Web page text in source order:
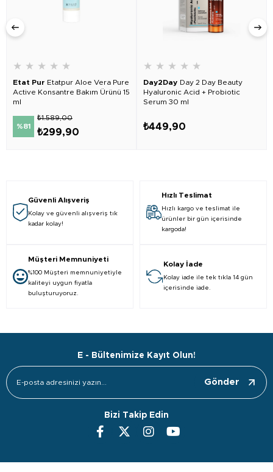
★ ★ ★ ★ ★
Etat Pur Etatpur Aloe Vera Pure
Active Konsantre Bakım Ürünü 15
ml
%81
₺299,90
₺1.589,00
★ ★ ★ ★ ★
Day2Day Day 2 Day Beauty
Hyaluronic Acid + Probiotic
Serum 30 ml
₺449,90
Güvenli Alışveriş
Kolay ve güvenli alışveriş tık
kadar kolay!
Hızlı Teslimat
Hızlı kargo ve teslimat ile
ürünler bir gün içerisinde
kargoda!
Müşteri Memnuniyeti
%100 Müşteri memnuniyetiyle
kaliteyi uygun fiyatla
buluşturuyoruz.
Kolay İade
Kolay iade ile tek tıkla 14 gün
içerisinde iade.
E - Bültenimize Kayıt Olun!
Gönder
Bizi Takip Edin